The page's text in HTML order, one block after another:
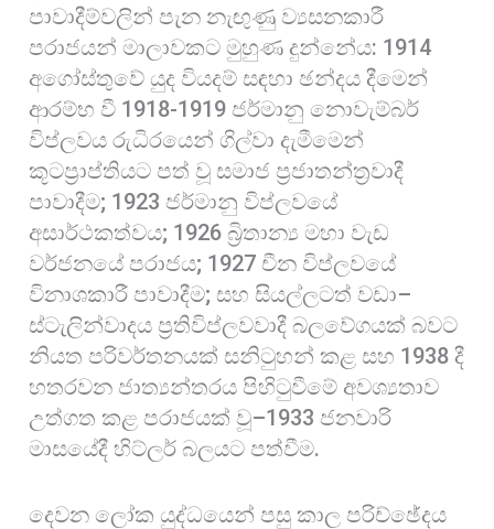
පාවාදීම්වලින් පැන නැඟුණු ව්‍යසනකාරී
පරාජයන් මාලාවකට මුහුණ දුන්නේය: 1914
අගෝස්තුවේ යුද වියදම් සඳහා ඡන්දය දීමෙන්
ආරම්භ වී 1918-1919 ජර්මානු නොවැම්බර්
විප්ලවය රුධිරයෙන් ගිල්වා දැමීමෙන්
කූටප්‍රාප්තියට පත් වූ සමාජ ප්‍රජාතන්ත්‍රවාදී
පාවාදීම; 1923 ජර්මානු විප්ලවයේ
අසාර්ථකත්වය; 1926 බ්‍රිතාන්‍ය මහා වැඩ
වර්ජනයේ පරාජය; 1927 චීන විප්ලවයේ
විනාශකාරී පාවාදීම; සහ සියල්ලටත් වඩා–
ස්ටැලින්වාදය ප්‍රතිවිප්ලවවාදී බලවේගයක් බවට
නියත පරිවර්තනයක් සනිටුහන් කළ සහ 1938 දී
හතරවන ජාත්‍යන්තරය පිහිටුවීමේ අවශ්‍යතාව
උත්ගත කළ පරාජයක් වූ–1933 ජනවාරි
මාසයේදී හිට්ලර් බලයට පත්වීම.
දෙවන ලෝක යුද්ධයෙන් පසු කාල පරිච්ඡේදය